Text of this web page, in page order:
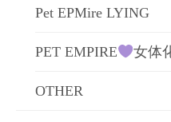
Pet EPMire LYING
PET EMPIRE 女体
OTHER